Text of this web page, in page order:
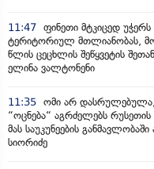
11:47 ფინეთი მტკიცედ
ტერიტორიულ მთლიანობას,
წლის ცეცხლის შეწყვეტის
ელინა ვალტონენი
11:35 ომი არ დასრულებულა,
“ოცნება“ აგრძელებს
მას საუკუნეების
სიორიძე